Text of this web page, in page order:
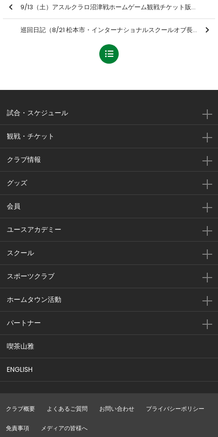
9/13（土）アスルクラロ沼津戦ホームゲーム観戦チケット販売、シーズンパス・招待券について
巡回日記（8/21 松本市・インターナショナルスクールオブ長野）
試合・スケジュール
観戦・チケット
クラブ情報
グッズ
会員
ユースアカデミー
スクール
スポーツクラブ
ホームタウン活動
パートナー
喫茶山雅
ENGLISH
クラブ概要 よくあるご質問 お問い合わせ プライバシーポリシー
免責事項 メディアの皆様へ